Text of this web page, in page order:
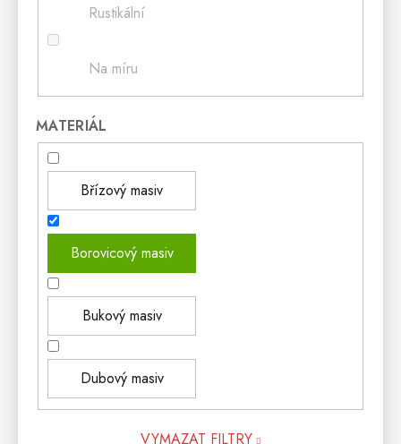
Rustikální
Na míru
MATERIÁL
Břízový masiv
Borovicový masiv
Bukový masiv
Dubový masiv
VYMAZAT FILTRY